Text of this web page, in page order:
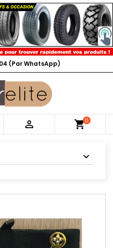
(Par WhatsApp)
 shopping_cart0